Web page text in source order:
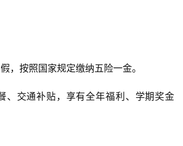
，按照国家规定缴纳五险一金。
、交通补贴，享有全年福利、学期奖金